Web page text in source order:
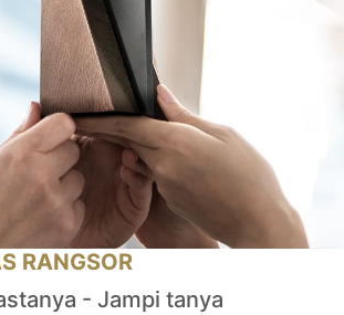
RANGSOR
- Jampi tanya